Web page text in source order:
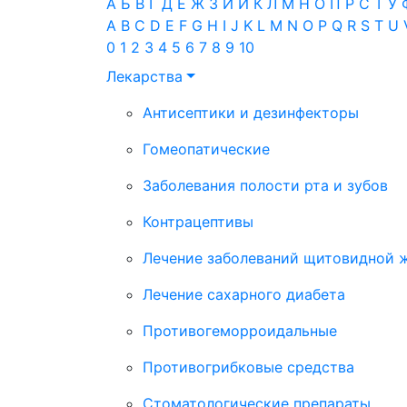
A B C D E F G H I J K L M N O P Q R S T U
0 1 2 3 4 5 6 7 8 9 10
Лекарства
Антисептики и дезинфекторы
Гомеопатические
Заболевания полости рта и зубов
Контрацептивы
Лечение заболеваний щитовидной
Лечение сахарного диабета
Противогеморроидальные
Противогрибковые средства
Стоматологические препараты